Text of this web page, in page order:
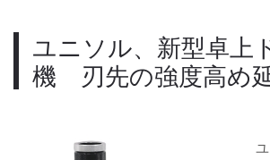
ユニソル、新型卓上
機 刃先の強度高め